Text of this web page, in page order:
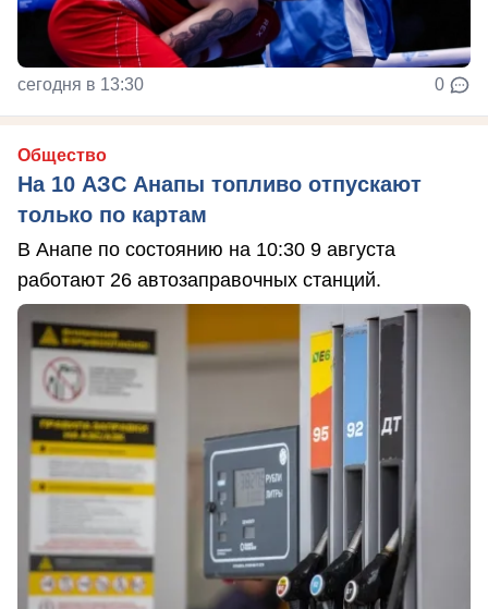
сегодня в 13:30 0
Общество
На 10 АЗС Анапы топливо отпускают
только по картам
В Анапе по состоянию на 10:30 9 августа
работают 26 автозаправочных станций.